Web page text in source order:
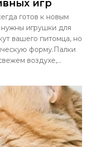
игр
готов к новым
игрушки для
вашего питомца, но
форму.Палки
воздухе,...